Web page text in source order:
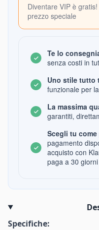
Diventare VIP è
prezzo speciale
Te lo
senza costi in
Uno stile tutto
funzionale per
La massima
garantiti,
Scegli tu come
pagamento
acquisto con
paga a 30
Specifiche: